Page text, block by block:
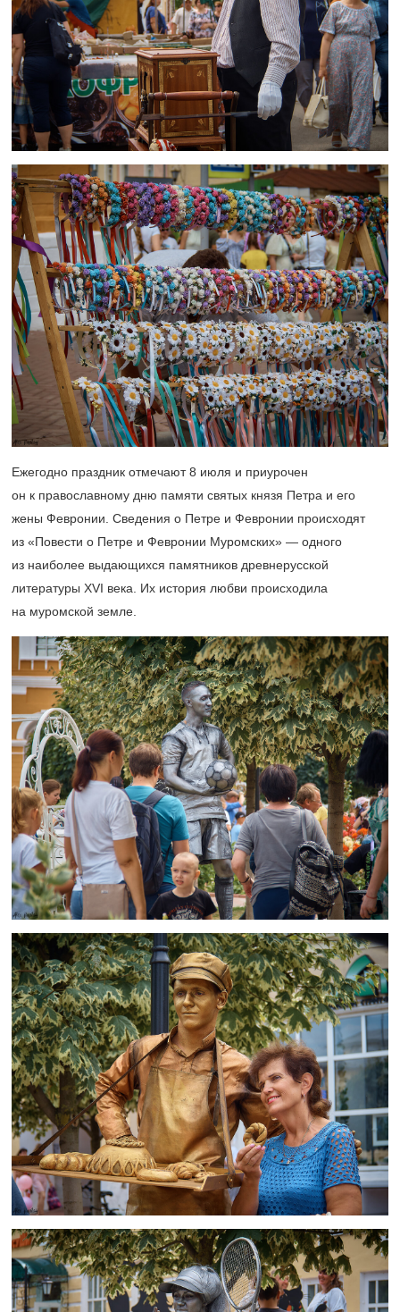
Ежегодно праздник отмечают 8 июля и приурочен
он к православному дню памяти святых князя Петра и его
жены Февронии. Сведения о Петре и Февронии происходят
из «Повести о Петре и Февронии Муромских» — одного
из наиболее выдающихся памятников древнерусской
литературы XVI века. Их история любви происходила
на муромской земле.